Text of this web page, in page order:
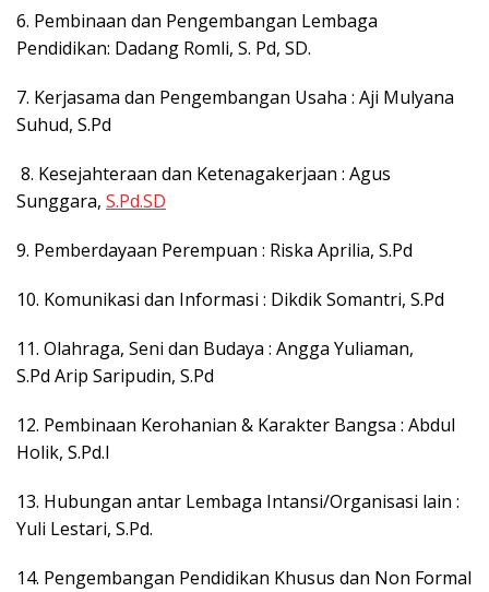
6. Pembinaan dan Pengembangan Lembaga
Pendidikan: Dadang Romli, S. Pd, SD.
7. Kerjasama dan Pengembangan Usaha : Aji Mulyana
Suhud, S.Pd
8. Kesejahteraan dan Ketenagakerjaan : Agus
Sunggara, S.Pd.SD
9. Pemberdayaan Perempuan : Riska Aprilia, S.Pd
10. Komunikasi dan Informasi : Dikdik Somantri, S.Pd
11. Olahraga, Seni dan Budaya : Angga Yuliaman,
S.Pd Arip Saripudin, S.Pd
12. Pembinaan Kerohanian & Karakter Bangsa : Abdul
Holik, S.Pd.I
13. Hubungan antar Lembaga Intansi/Organisasi lain :
Yuli Lestari, S.Pd.
14. Pengembangan Pendidikan Khusus dan Non Formal